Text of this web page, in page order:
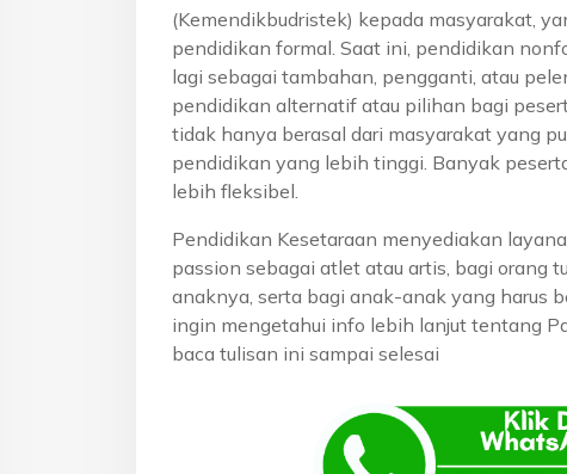
(Kemendikbudristek) kepada masyarakat,
pendidikan formal. Saat ini, pendidikan
lagi sebagai tambahan, pengganti, atau
pendidikan alternatif atau pilihan bagi
tidak hanya berasal dari masyarakat yang
pendidikan yang lebih tinggi. Banyak
lebih fleksibel.
Pendidikan Kesetaraan menyediakan
passion sebagai atlet atau artis, bagi orang
anaknya, serta bagi anak-anak yang harus
ingin mengetahui info lebih lanjut tentang
baca tulisan ini sampai selesai